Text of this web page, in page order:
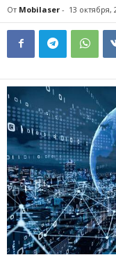
От Mobilaser - 13 октября,